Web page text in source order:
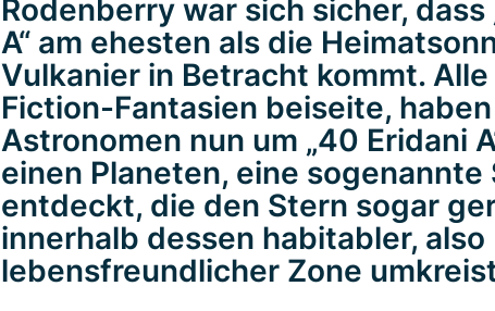
Rodenberry war sich sicher, dass
A“ am ehesten als die
Vulkanier in Betracht kommt.
Fiction-Fantasien beiseite,
Astronomen nun um „40 Eridani
einen Planeten, eine sogenannte
entdeckt, die den Stern sogar
innerhalb dessen habitabler, also
lebensfreundlicher Zone